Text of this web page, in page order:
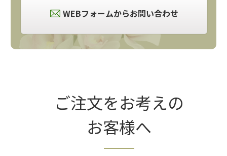
WEBフォームからお問い合わせ
ご注文をお考えの
お客様へ